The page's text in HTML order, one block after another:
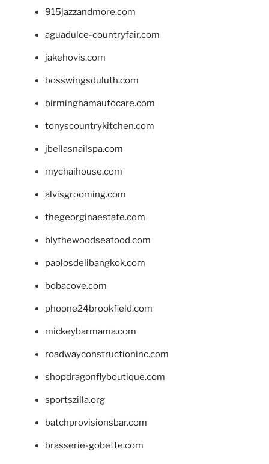
915jazzandmore.com
aguadulce-countryfair.com
jakehovis.com
bosswingsduluth.com
birminghamautocare.com
tonyscountrykitchen.com
jbellasnailspa.com
mychaihouse.com
alvisgrooming.com
thegeorginaestate.com
blythewoodseafood.com
paolosdelibangkok.com
bobacove.com
phoone24brookfield.com
mickeybarmama.com
roadwayconstructioninc.com
shopdragonflyboutique.com
sportszilla.org
batchprovisionsbar.com
brasserie-gobette.com